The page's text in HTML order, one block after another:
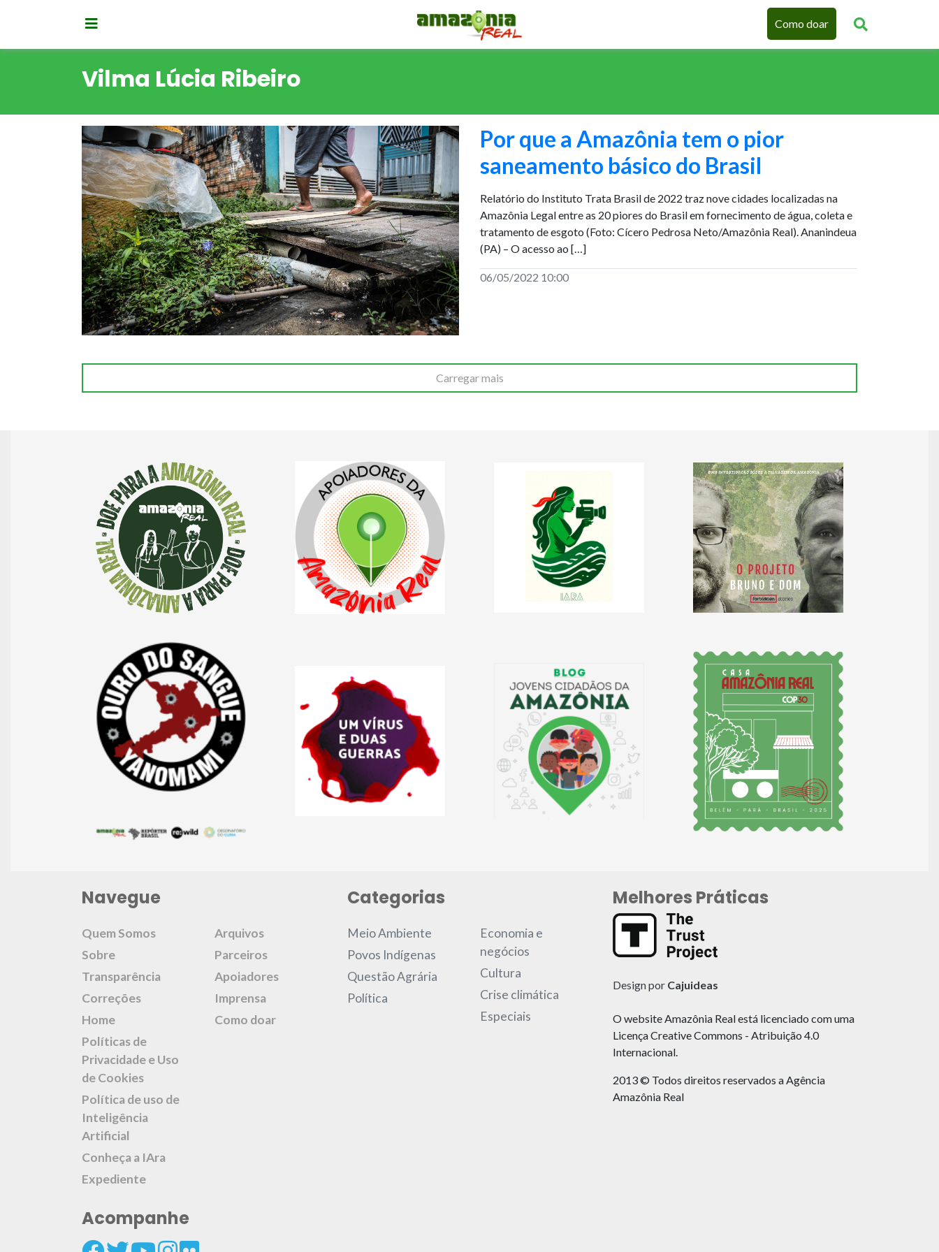
Como doar
Vilma Lúcia Ribeiro
Por que a Amazônia tem o pior
saneamento básico do Brasil
Relatório do Instituto Trata Brasil de 2022 traz nove cidades localizadas na
Amazônia Legal entre as 20 piores do Brasil em fornecimento de água, coleta e
tratamento de esgoto (Foto: Cícero Pedrosa Neto/Amazônia Real). Ananindeua
(PA) – O acesso ao […]
06/05/2022 10:00
Carregar mais
Navegue
Quem Somos
Sobre
Transparência
Correções
Home
Políticas de
Privacidade e Uso
de Cookies
Política de uso de
Inteligência
Artificial
Conheça a IAra
Expediente
Arquivos
Parceiros
Apoiadores
Imprensa
Como doar
Acompanhe
Categorias
Meio Ambiente
Povos Indígenas
Questão Agrária
Política
Economia e
negócios
Cultura
Crise climática
Especiais
Melhores Práticas
Design por Cajuideas
O website Amazônia Real está licenciado com uma
Licença Creative Commons - Atribuição 4.0
Internacional.
2013 © Todos direitos reservados a Agência
Amazônia Real